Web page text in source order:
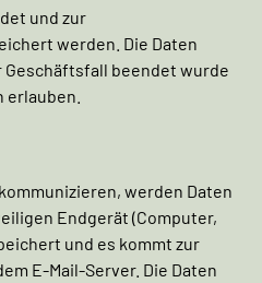
und zur
werden. Die Daten
beendet wurde
erlauben.
werden Daten
Endgerät (Computer,
und es kommt zur
E-Mail-Server. Die Daten